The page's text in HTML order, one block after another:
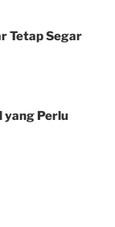
Tetap Segar
yang Perlu